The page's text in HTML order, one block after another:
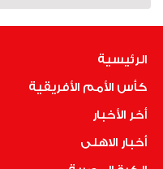
الرئيسية
كأس الأمم الأفريقية
أخر الأخبار
أخبار الاهلى